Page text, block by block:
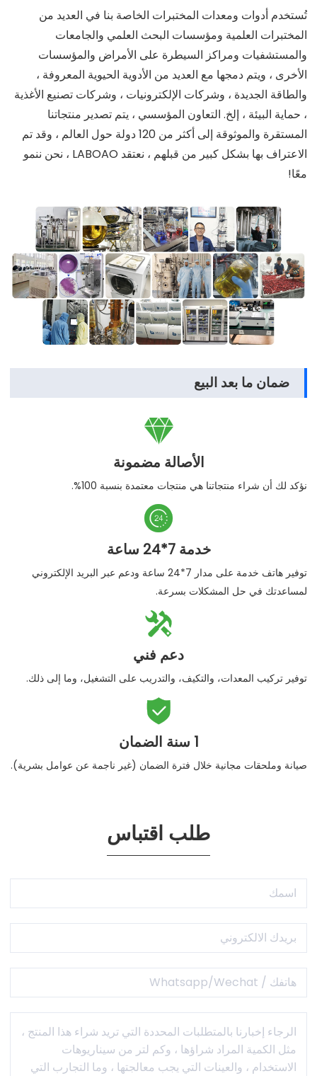
تُستخدم أدوات ومعدات المختبرات الخاصة بنا في العديد من
المختبرات العلمية ومؤسسات البحث العلمي والجامعات
والمستشفيات ومراكز السيطرة على الأمراض والمؤسسات
الأخرى ، ويتم دمجها مع العديد من الأدوية الحيوية المعروفة ،
والطاقة الجديدة ، وشركات الإلكترونيات ، وشركات تصنيع الأغذية
، حماية البيئة ، إلخ. التعاون المؤسسي ، يتم تصدير منتجاتنا
المستقرة والموثوقة إلى أكثر من 120 دولة حول العالم ، وقد تم
الاعتراف بها بشكل كبير من قبلهم ، نعتقد LABOAO ، نحن ننمو
معًا!
ضمان ما بعد البيع

الأصالة مضمونة
نؤكد لك أن شراء منتجاتنا هي منتجات معتمدة بنسبة 100%.

خدمة 7*24 ساعة
توفير هاتف خدمة على مدار 7*24 ساعة ودعم عبر البريد الإلكتروني
لمساعدتك في حل المشكلات بسرعة.

دعم فني
توفير تركيب المعدات، والتكيف، والتدريب على التشغيل، وما إلى ذلك.

1 سنة الضمان
صيانة وملحقات مجانية خلال فترة الضمان (غير ناجمة عن عوامل بشرية).
طلب اقتباس